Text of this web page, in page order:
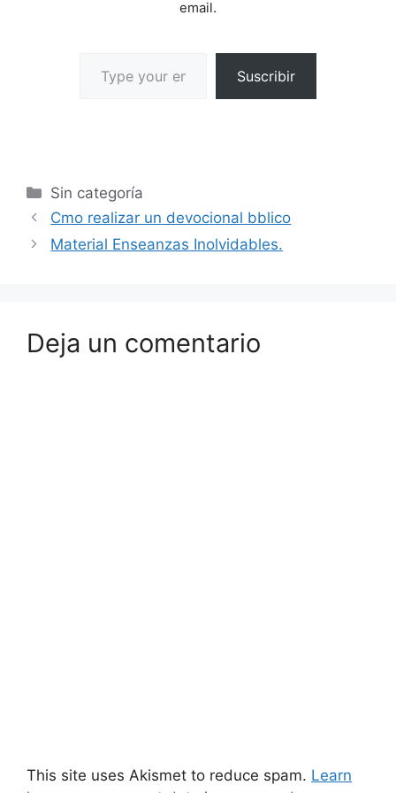
email.
Suscribir
Sin categoría
Cmo realizar un devocional bblico
Material Enseanzas Inolvidables.
Deja un comentario
This site uses Akismet to reduce spam. Learn